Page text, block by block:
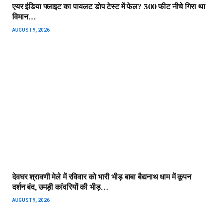
एयर इंडिया फ्लाइट का पायलट डोप टेस्ट में फेल? 300 फीट नीचे गिरा था
विमान…
AUGUST 9, 2026
देवघर श्रावणी मेले में रविवार को भारी भीड़ बाबा बैद्यनाथ धाम में कूपन
दर्शन बंद, उमड़ी कांवरियों की भीड़…
AUGUST 9, 2026